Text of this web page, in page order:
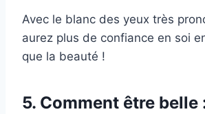
Avec le blanc des yeux très
aurez plus de confiance en soi
que la beauté !
5. Comment être belle